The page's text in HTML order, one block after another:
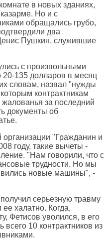
в новых зданиях,
Но и с
обращались грубо,
два
Пушкин, служившие
с произвольными
135 долларов в месяц
словам, назвал "нужды
контрактникам
жалованья за последний
документы об
организации "Гражданин и
году, такие вычеты -
"Нам говорили, что с
трудности. Но мы
новые машины", -
серьезную травму
халатно. Когда,
Фетисов уволился, в его
всего 10 контрактников из